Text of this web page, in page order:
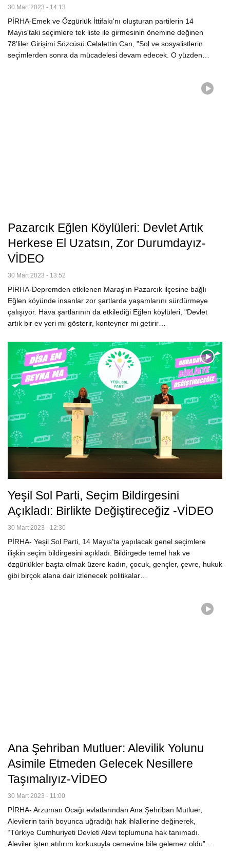
30 Mart 2023 - 14:13
PİRHA-Emek ve Özgürlük İttifakı'nı oluşturan partilerin 14
Mayıs'taki seçimlere tek liste ile girmesinin önemine değinen
78’liler Girişimi Sözcüsü Celalettin Can, "Sol ve sosyalistlerin
seçimlerden sonra da mücadelesi devam edecek. O yüzden…
Pazarcık Eğlen Köylüleri: Devlet Artık
Herkese El Uzatsın, Zor Durumdayız-
VİDEO
30 Mart 2023 - 13:52
PİRHA-Depremden etkilenen Maraş'ın Pazarcık ilçesine bağlı
Eğlen köyünde insanlar zor şartlarda yaşamlarını sürdürmeye
çalışıyor. Hava şartlarının da etkilediği Eğlen köylüleri, "Devlet
artık bir ev yeri mi gösterir, konteyner mi getirir…
Yeşil Sol Parti, Seçim Bildirgesini
Açıkladı: Birlikte Değiştireceğiz -VİDEO
30 Mart 2023 - 12:30
PİRHA- Yeşil Sol Parti, 14 Mayıs’ta yapılacak genel seçimlere
ilişkin seçim bildirgesini açıkladı. Bildirgede temel hak ve
özgürlükler başta olmak üzere kadın, çocuk, gençler, çevre, hukuk
gibi birçok alana dair izlenecek politikalar…
Ana Şehriban Mutluer: Alevilik Yolunu
Asimile Etmeden Gelecek Nesillere
Taşımalıyız-VİDEO
30 Mart 2023 - 11:00
PİRHA- Arzuman Ocağı evlatlarından Ana Şehriban Mutluer,
Alevilerin tarih boyunca uğradığı hak ihlallerine değinerek,
“Türkiye Cumhuriyeti Devleti Alevi toplumuna hak tanımadı.
Aleviler işten atılırım korkusuyla cemevine bile gelemez oldu”…